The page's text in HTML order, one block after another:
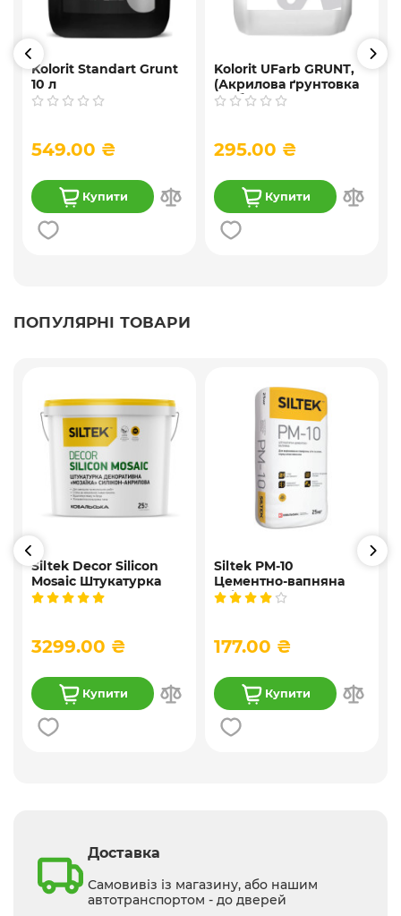
Kolorit Standart Grunt
10 л
549.00 ₴
Купити
Kolorit UFarb GRUNТ,
(Акрилова ґрунтовка
глибокого
295.00 ₴
Купити
ПОПУЛЯРНІ ТОВАРИ
Siltek Decor Silicon
Mosaic Штукатурка
мозаїчна декоративна
3299.00 ₴
Купити
Siltek PM-10
Цементно-вапняна
універсальна
177.00 ₴
Купити
Доставка
Самовивіз із магазину, або нашим
автотранспортом - до дверей